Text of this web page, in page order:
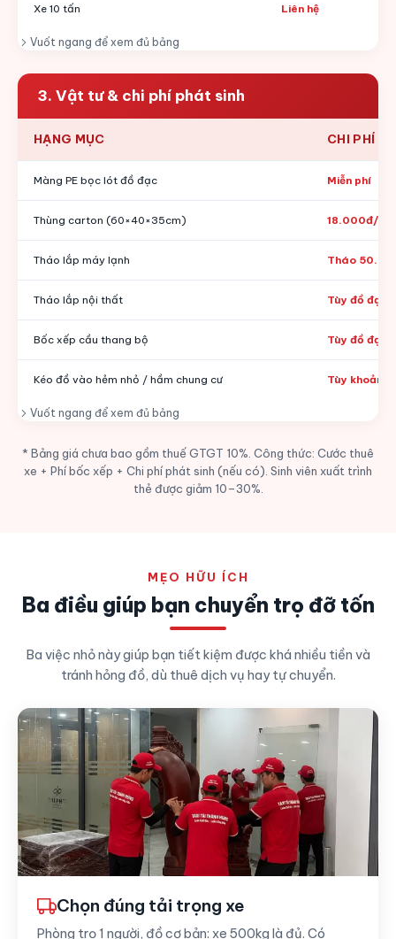
Xe 10 tấn Liên hệ
Vuốt ngang để xem đủ bảng
3. Vật tư & chi phí phát sinh
HẠNG MỤC CHI PHÍ
Màng PE bọc lót đồ đạc Miễn phí
Thùng carton (60×40×35cm) 18.000đ/
Tháo lắp máy lạnh Tháo
Tháo lắp nội thất Tùy đồ đạc
Bốc xếp cầu thang bộ Tùy đồ đạc
Kéo đồ vào hẻm nhỏ / hầm chung cư Tùy khoảng
Vuốt ngang để xem đủ bảng
* Bảng giá chưa bao gồm thuế GTGT 10%. Công thức: Cước thuê
xe + Phí bốc xếp + Chi phí phát sinh (nếu có). Sinh viên xuất trình
thẻ được giảm 10–30%.
MẸO HỮU ÍCH
Ba điều giúp bạn chuyển trọ đỡ tốn
Ba việc nhỏ này giúp bạn tiết kiệm được khá nhiều tiền và
tránh hỏng đồ, dù thuê dịch vụ hay tự chuyển.
Chọn đúng tải trọng xe
Phòng trọ 1 người, đồ cơ bản: xe 500kg là đủ. Có